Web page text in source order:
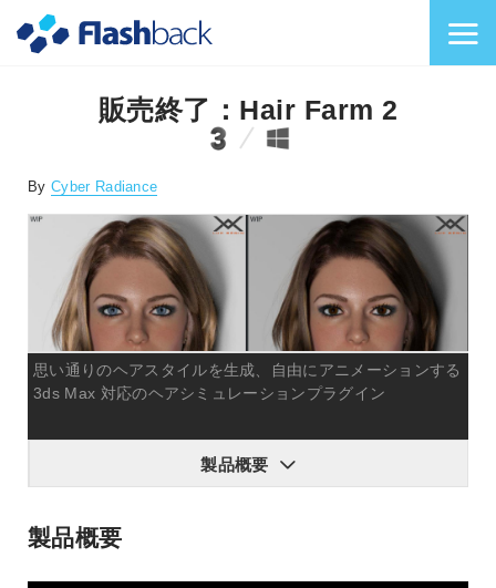
販売終了：Hair Farm 2
対応プラットフォーム 対応OS
By Cyber Radiance
思い通りのヘアスタイルを生成、自由にアニメーションする
3ds Max 対応のヘアシミュレーションプラグイン
製品概要
製品概要